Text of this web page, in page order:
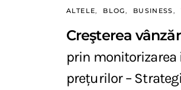
ALTELE BLOG BUSINESS
Creşterea
prin monitorizarea
prețurilor –